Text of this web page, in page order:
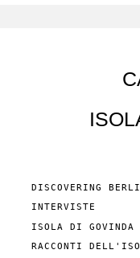
DISCOVERING
INTERVISTE
ISOLA DI GOVINDA
RACCONTI